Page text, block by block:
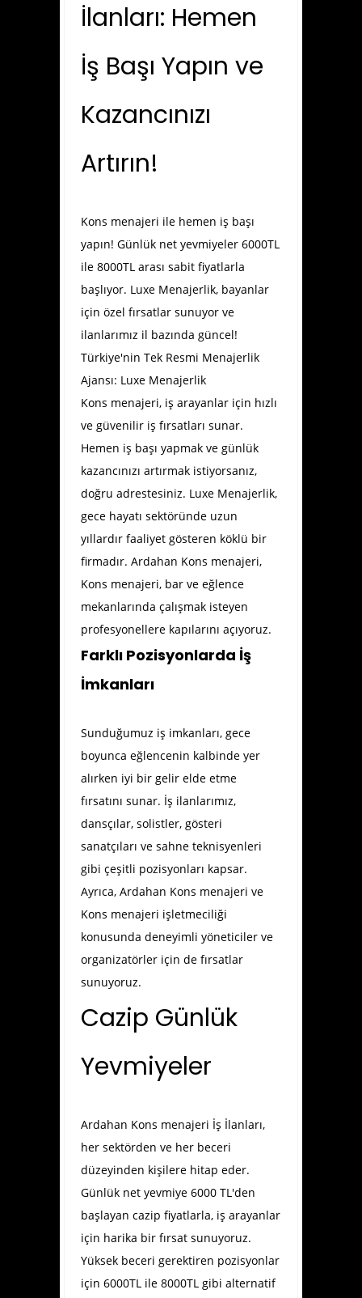
İlanları: Hemen
İş Başı Yapın ve
Kazancınızı
Artırın!
Kons menajeri ile hemen iş başı
yapın! Günlük net yevmiyeler 6000TL
ile 8000TL arası sabit fiyatlarla
başlıyor. Luxe Menajerlik, bayanlar
için özel fırsatlar sunuyor ve
ilanlarımız il bazında güncel!
Türkiye'nin Tek Resmi Menajerlik
Ajansı: Luxe Menajerlik
Kons menajeri, iş arayanlar için hızlı
ve güvenilir iş fırsatları sunar.
Hemen iş başı yapmak ve günlük
kazancınızı artırmak istiyorsanız,
doğru adrestesiniz. Luxe Menajerlik,
gece hayatı sektöründe uzun
yıllardır faaliyet gösteren köklü bir
firmadır. Ardahan Kons menajeri,
Kons menajeri, bar ve eğlence
mekanlarında çalışmak isteyen
profesyonellere kapılarını açıyoruz.
Farklı Pozisyonlarda İş
İmkanları
Sunduğumuz iş imkanları, gece
boyunca eğlencenin kalbinde yer
alırken iyi bir gelir elde etme
fırsatını sunar. İş ilanlarımız,
dansçılar, solistler, gösteri
sanatçıları ve sahne teknisyenleri
gibi çeşitli pozisyonları kapsar.
Ayrıca, Ardahan Kons menajeri ve
Kons menajeri işletmeciliği
konusunda deneyimli yöneticiler ve
organizatörler için de fırsatlar
sunuyoruz.
Cazip Günlük
Yevmiyeler
Ardahan Kons menajeri İş İlanları,
her sektörden ve her beceri
düzeyinden kişilere hitap eder.
Günlük net yevmiye 6000 TL'den
başlayan cazip fiyatlarla, iş arayanlar
için harika bir fırsat sunuyoruz.
Yüksek beceri gerektiren pozisyonlar
için 6000TL ile 8000TL gibi alternatif